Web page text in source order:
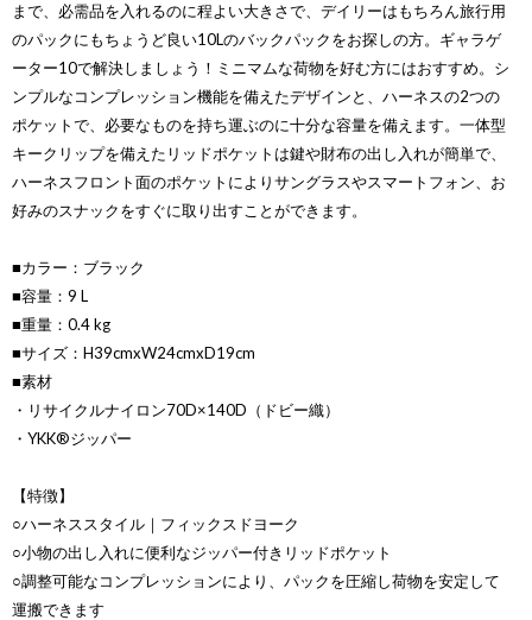
まで、必需品を入れるのに程よい大きさで、デイリーはもちろん旅行用
のパックにもちょうど良い10Lのバックパックをお探しの方。ギャラゲ
ーター10で解決しましょう！ミニマムな荷物を好む方にはおすすめ。シ
ンプルなコンプレッション機能を備えたデザインと、ハーネスの2つの
ポケットで、必要なものを持ち運ぶのに十分な容量を備えます。一体型
キークリップを備えたリッドポケットは鍵や財布の出し入れが簡単で、
ハーネスフロント面のポケットによりサングラスやスマートフォン、お
好みのスナックをすぐに取り出すことができます。
■カラー：ブラック
■容量：9 L
■重量：0.4 kg
■サイズ：H39cmxW24cmxD19cm
■素材
・リサイクルナイロン70D×140D（ドビー織）
・YKK®ジッパー
【特徴】
○ハーネススタイル｜フィックスドヨーク
○小物の出し入れに便利なジッパー付きリッドポケット
○調整可能なコンプレッションにより、パックを圧縮し荷物を安定して
運搬できます